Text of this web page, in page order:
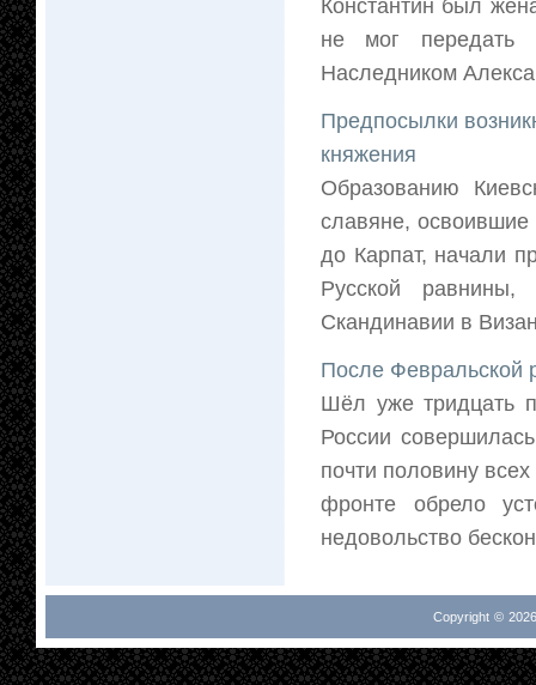
Константин был
не мог передать
Наследником
Предпосылки
княжения
Образованию
славяне, освоившие
до Карпат, начали
Русской
Скандинавии в
После Февральской
Шёл уже тридцать
России
почти половину
фронте обрело
недовольство
Copyright ©